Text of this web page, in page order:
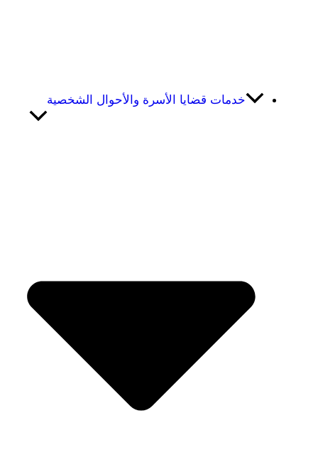
خدمات قضايا الأسرة والأحوال الشخصية